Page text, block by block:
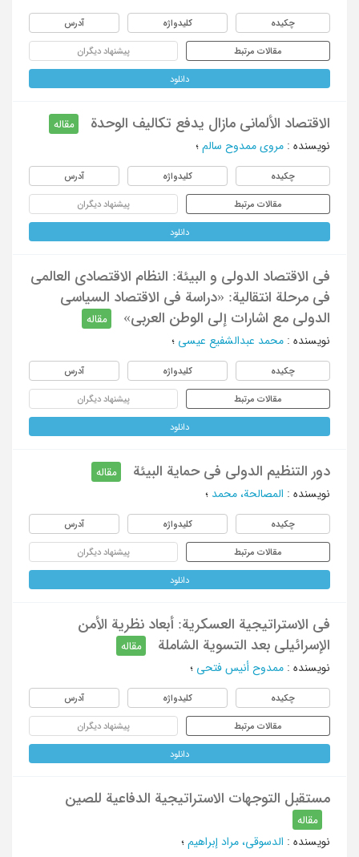
چکیده کلیدواژه آدرس
مقالات مرتبط پیشنهاد دیگران
دانلود
الاقتصاد الألمانی مازال یدفع تکالیف الوحدة
مقاله
نویسنده : مروی ممدوح سالم ؛
چکیده کلیدواژه آدرس
مقالات مرتبط پیشنهاد دیگران
دانلود
فی الاقتصاد الدولی و البیئة: النظام الاقتصادی العالمی
فی مرحلة انتقالیة: «دراسة فی الاقتصاد السیاسی
الدولی مع اشارات إلی الوطن العربی»
مقاله
نویسنده : محمد عبدالشفیع عیسی ؛
چکیده کلیدواژه آدرس
مقالات مرتبط پیشنهاد دیگران
دانلود
دور التنظیم الدولی فی حمایة البیئة
مقاله
نویسنده : المصالحة، محمد ؛
چکیده کلیدواژه آدرس
مقالات مرتبط پیشنهاد دیگران
دانلود
فی الاستراتیجیة العسکریة: أبعاد نظریة الأمن
الإسرائیلی بعد التسویة الشاملة
مقاله
نویسنده : ممدوح أنیس فتحی ؛
چکیده کلیدواژه آدرس
مقالات مرتبط پیشنهاد دیگران
دانلود
مستقبل التوجهات الاستراتیجیة الدفاعیة للصین
مقاله
نویسنده : الدسوقی، مراد إبراهیم ؛